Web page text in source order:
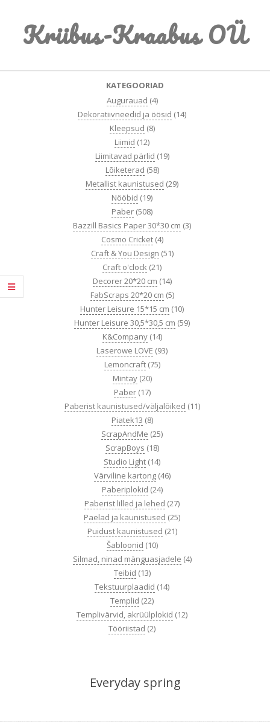
contentKriibus-Kraabus OÜ
KATEGOORIAD
Augurauad (4)
Dekoratiivneedid ja öösid (14)
Kleepsud (8)
Liimid (12)
Liimitavad pärlid (19)
Lõiketerad (58)
Metallist kaunistused (29)
Nööbid (19)
Paber (508)
Bazzill Basics Paper 30*30 cm (3)
Cosmo Cricket (4)
Craft & You Design (51)
Craft o'clock (21)
Decorer 20*20 cm (14)
FabScraps 20*20 cm (5)
Hunter Leisure 15*15 cm (10)
Hunter Leisure 30,5*30,5 cm (59)
K&Company (14)
Laserowe LOVE (93)
Lemoncraft (75)
Mintay (20)
Paber (17)
Paberist kaunistused/väljalõiked (11)
Piatek13 (8)
ScrapAndMe (25)
ScrapBoys (18)
Studio Light (14)
Värviline kartong (46)
Paberiplokid (24)
Paberist lilled ja lehed (27)
Paelad ja kaunistused (25)
Puidust kaunistused (21)
Šabloonid (10)
Silmad, ninad mänguasjadele (4)
Teibid (13)
Tekstuurplaadid (14)
Templid (22)
Templivärvid, akrüülplokid (12)
Tööriistad (2)
Everyday spring